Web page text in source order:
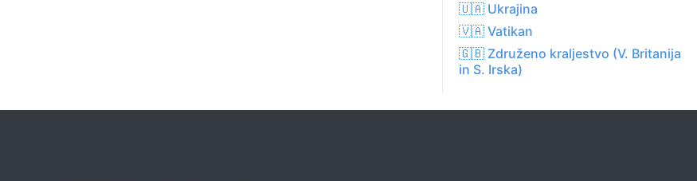
🇺🇦 Ukrajina
🇻🇦 Vatikan
🇬🇧 Združeno kraljestvo (V. Britanija
in S. Irska)